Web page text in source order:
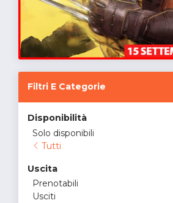
Filtri E Categorie
Disponibilità
Solo disponibili
Tutti
Uscita
Prenotabili
Usciti